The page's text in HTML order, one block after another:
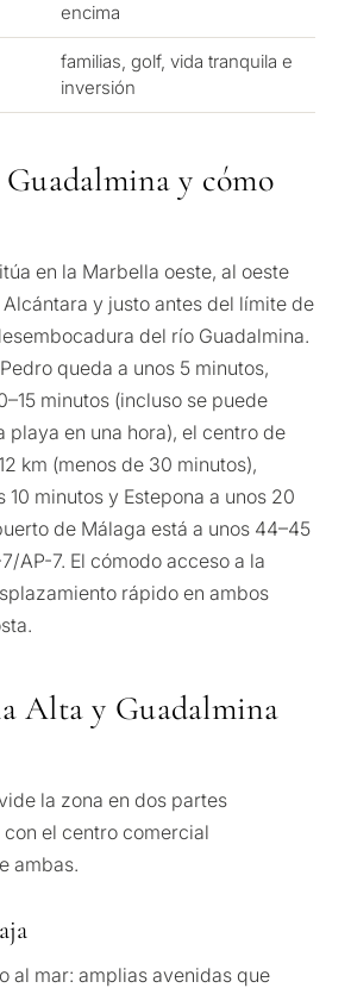
encima
familias, golf, vida tranquila e
inversión
Guadalmina y cómo
en la Marbella oeste, al oeste
y justo antes del límite de
del río Guadalmina.
queda a unos 5 minutos,
minutos (incluso se puede
playa en una hora), el centro de
km (menos de 30 minutos),
10 minutos y Estepona a unos 20
de Málaga está a unos 44–45
AP-7. El cómodo acceso a la
rápido en ambos
Alta y Guadalmina
la zona en dos partes
el centro comercial
ambas.
al mar: amplias avenidas que